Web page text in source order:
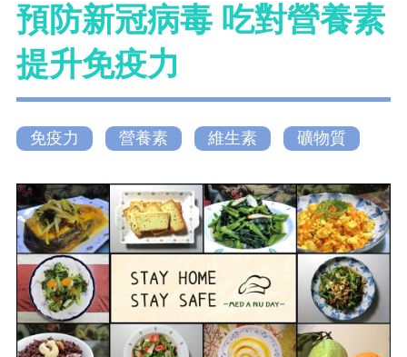
預防新冠病毒 吃對營養素
提升免疫力
免疫力 營養素 維生素 礦物質